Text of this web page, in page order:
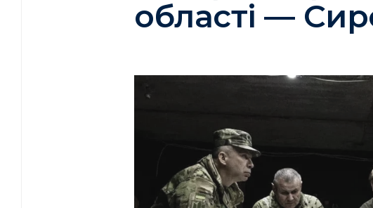
області —